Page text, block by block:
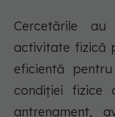
Cercetările
activitate fizică
eficientă
condiției fizice
antrenament,